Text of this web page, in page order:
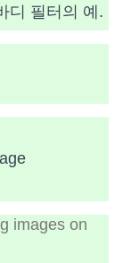
디 필터의 예.
images on